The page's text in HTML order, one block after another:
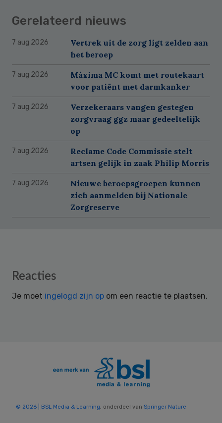
Gerelateerd nieuws
7 aug 2026
Vertrek uit de zorg ligt zelden aan
het beroep
7 aug 2026
Máxima MC komt met routekaart
voor patiënt met darmkanker
7 aug 2026
Verzekeraars vangen gestegen
zorgvraag ggz maar gedeeltelijk
op
7 aug 2026
Reclame Code Commissie stelt
artsen gelijk in zaak Philip Morris
7 aug 2026
Nieuwe beroepsgroepen kunnen
zich aanmelden bij Nationale
Zorgreserve
Reader
Reacties
Je moet ingelogd zijn op om een reactie te plaatsen.
© 2026 | BSL Media & Learning , onderdeel van Springer Nature